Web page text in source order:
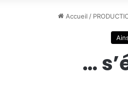
Accueil /
…